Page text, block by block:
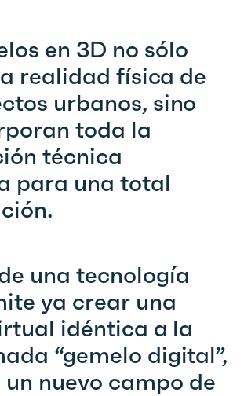
en 3D no sólo
realidad física de
urbanos, sino
toda la
técnica
para una total
una tecnología
ya crear una
idéntica a la
“gemelo digital”,
nuevo campo de